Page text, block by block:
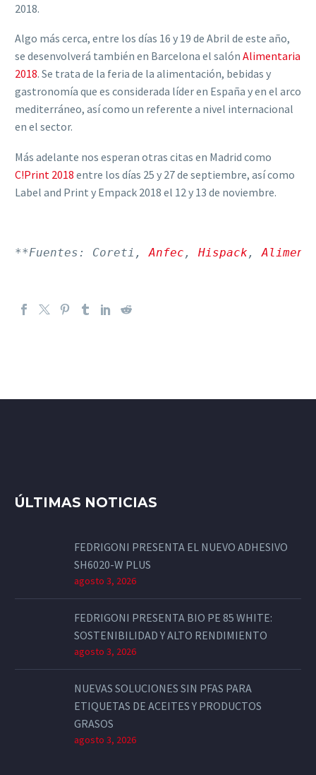
2018.
Algo más cerca, entre los días 16 y 19 de Abril de este año,
se desenvolverá también en Barcelona el salón Alimentaria
2018. Se trata de la feria de la alimentación, bebidas y
gastronomía que es considerada líder en España y en el arco
mediterráneo, así como un referente a nivel internacional
en el sector.
Más adelante nos esperan otras citas en Madrid como
C!Print 2018 entre los días 25 y 27 de septiembre, así como
Label and Print y Empack 2018 el 12 y 13 de noviembre.
**Fuentes: Coreti, Anfec , Hispack ,
ÚLTIMAS NOTICIAS
FEDRIGONI PRESENTA EL NUEVO ADHESIVO
SH6020-W PLUS
agosto 3, 2026
FEDRIGONI PRESENTA BIO PE 85 WHITE:
SOSTENIBILIDAD Y ALTO RENDIMIENTO
agosto 3, 2026
NUEVAS SOLUCIONES SIN PFAS PARA
ETIQUETAS DE ACEITES Y PRODUCTOS
GRASOS
agosto 3, 2026